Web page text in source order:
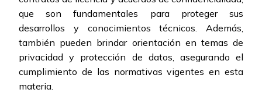
que son fundamentales para proteger sus
desarrollos y conocimientos técnicos. Además,
también pueden brindar orientación en temas de
privacidad y protección de datos, asegurando el
cumplimiento de las normativas vigentes en esta
materia.